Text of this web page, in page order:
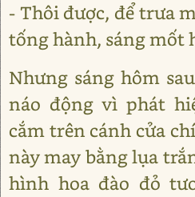
- Thôi được, để trưa
tống hành, sáng mốt
Nhưng sáng hôm
náo động vì phát
cắm trên cánh cửa
này may bằng lụa
hình hoa đào đỏ